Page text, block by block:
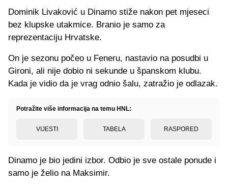
Dominik Livaković u Dinamo stiže nakon pet mjeseci
bez klupske utakmice. Branio je samo za
reprezentaciju Hrvatske.
On je sezonu počeo u Feneru, nastavio na posudbi u
Gironi, ali nije dobio ni sekunde u španskom klubu.
Kada je vidio da je vrag odnio šalu, zatražio je odlazak.
Potražite više informacija na temu HNL:
VIJESTI TABELA RASPORED
Dinamo je bio jedini izbor. Odbio je sve ostale ponude i
samo je želio na Maksimir.